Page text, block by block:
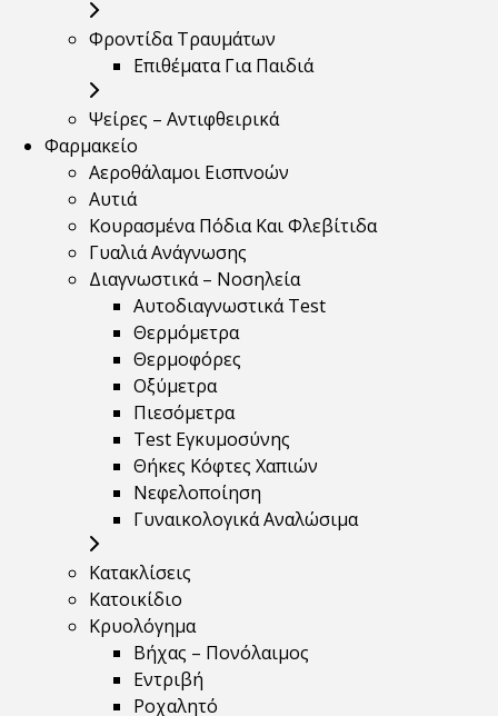
Φροντίδα Τραυμάτων
Επιθέματα Για Παιδιά
Ψείρες – Αντιφθειρικά
Φαρμακείο
Αεροθάλαμοι Εισπνοών
Αυτιά
Κουρασμένα Πόδια Και Φλεβίτιδα
Γυαλιά Ανάγνωσης
Διαγνωστικά – Νοσηλεία
Αυτοδιαγνωστικά Test
Θερμόμετρα
Θερμοφόρες
Οξύμετρα
Πιεσόμετρα
Test Εγκυμοσύνης
Θήκες Κόφτες Χαπιών
Νεφελοποίηση
Γυναικολογικά Αναλώσιμα
Κατακλίσεις
Κατοικίδιο
Κρυολόγημα
Βήχας – Πονόλαιμος
Εντριβή
Ροχαλητό